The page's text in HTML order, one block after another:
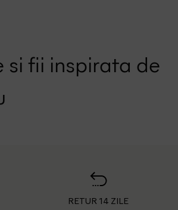
fii inspirata de
RETUR 14 ZILE